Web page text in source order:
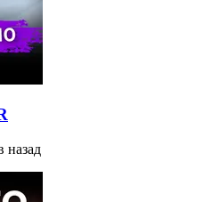
назад